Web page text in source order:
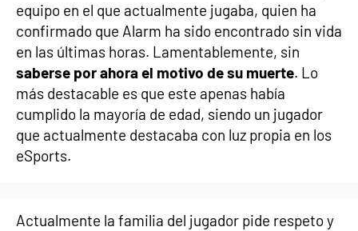
equipo en el que actualmente jugaba, quien ha
confirmado que Alarm ha sido encontrado sin vida
en las últimas horas. Lamentablemente, sin
saberse por ahora el motivo de su muerte. Lo
más destacable es que este apenas había
cumplido la mayoría de edad, siendo un jugador
que actualmente destacaba con luz propia en los
eSports.
Actualmente la familia del jugador pide respeto y